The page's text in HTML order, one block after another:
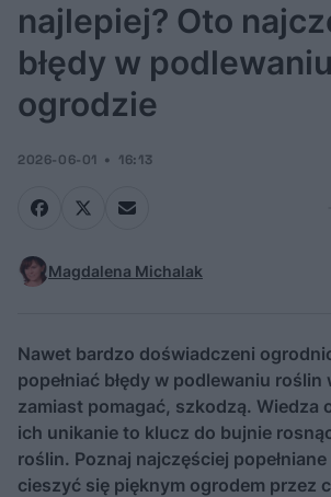
najlepiej? Oto
błędy w
ogrodzie
2026-06-01 16:13
Magdalena Michalak
Nawet bardzo doświadczeni
popełniać błędy w podlewaniu
zamiast pomagać, szkodzą. Wiedza
ich unikanie to klucz do bujnie
roślin. Poznaj najczęściej popełniane
cieszyć się pięknym ogrodem przez